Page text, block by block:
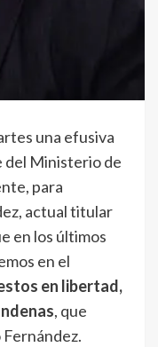
una efusiva
del Ministerio de
para
actual titular
en los últimos
en el
en libertad,
, que